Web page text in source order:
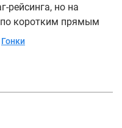
рейсинга, но на
по коротким прямым
Гонки